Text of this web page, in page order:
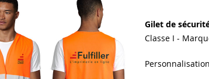
Gilet de
Classe I -